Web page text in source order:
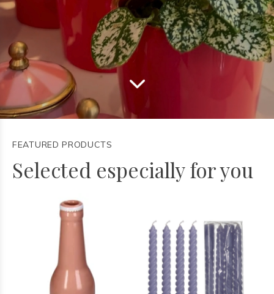
FEATURED PRODUCTS
Selected especially for you